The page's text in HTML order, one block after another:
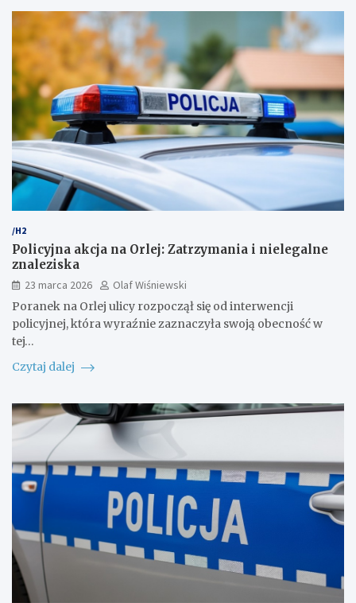
/H2
Policyjna akcja na Orlej: Zatrzymania i nielegalne
znaleziska
23 marca 2026
Olaf Wiśniewski
Poranek na Orlej ulicy rozpoczął się od interwencji
policyjnej, która wyraźnie zaznaczyła swoją obecność w
tej…
Czytaj dalej